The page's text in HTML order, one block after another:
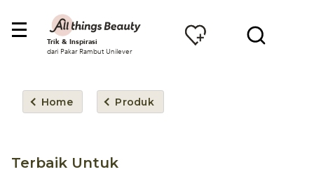
Trik & Inspirasi
dari Pakar Rambut Unilever
Home Produk
Terbaik Untuk